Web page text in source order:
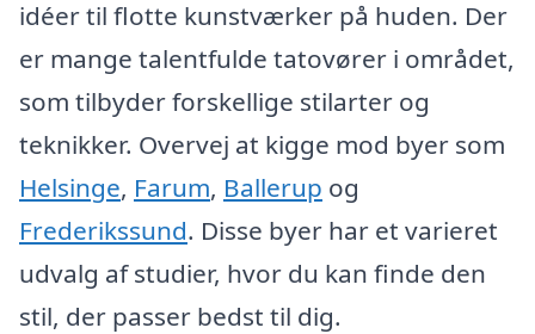
idéer til flotte kunstværker på huden. Der
er mange talentfulde tatovører i området,
som tilbyder forskellige stilarter og
teknikker. Overvej at kigge mod byer som
Helsinge, Farum, Ballerup og
Frederikssund. Disse byer har et varieret
udvalg af studier, hvor du kan finde den
stil, der passer bedst til dig.